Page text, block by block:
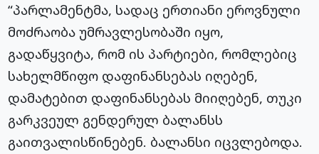
“პარლამენტმა, სადაც ერთიანი ეროვნული
მოძრაობა უმრავლესობაში იყო,
გადაწყვიტა, რომ ის პარტიები, რომლებიც
სახელმწიფო დაფინანსებას იღებენ,
დამატებით დაფინანსებას მიიღებენ, თუკი
გარკვეულ გენდერულ ბალანსს
გაითვალისწინებენ. ბალანსი იცვლებოდა.